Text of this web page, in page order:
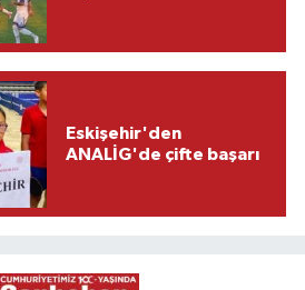
Eskişehir'den
ANALİG'de çifte başarı